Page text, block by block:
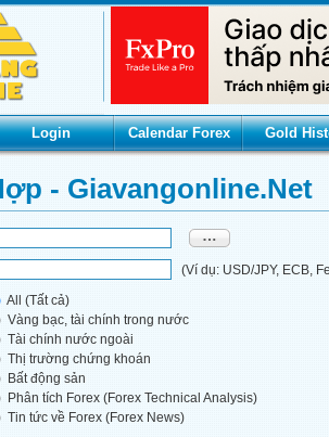
Login Calendar Forex Gold
- Giavangonline.net
(Ví dụ: USD/JPY, ECB,
All (Tất cả)
Vàng bạc, tài chính trong nước
Tài chính nước ngoài
Thị trường chứng khoán
Bất động sản
Phân tích Forex (Forex Technical Analysis)
Tin tức về Forex (Forex News)